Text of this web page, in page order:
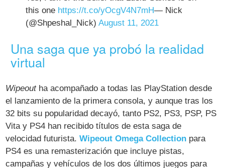
this one https://t.co/yOcgV4N7mH— Nick
(@Shpeshal_Nick)August 11, 2021
Una saga que ya probó la realidad
virtual
Wipeoutha acompañado a todas las PlayStation desde
el lanzamiento de la primera consola, y aunque tras los
32 bits su popularidad decayó, tanto PS2, PS3, PSP, PS
Vita y PS4 han recibido títulos de esta saga de
velocidad futurista.Wipeout Omega Collection para
PS4 es una remasterización que incluye pistas,
campañas y vehículos de los dos últimos juegos para